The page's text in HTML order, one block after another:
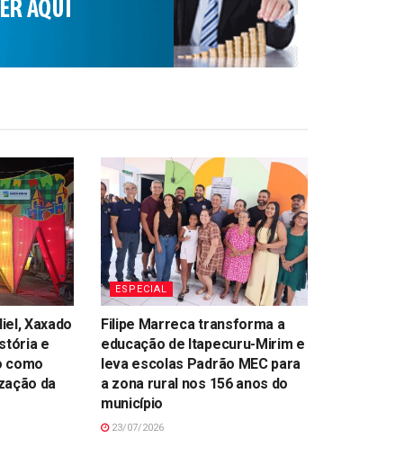
Xaxado
e
como
da
ESPECIAL
Filipe Marreca transforma a
educação de Itapecuru-Mirim e
leva escolas Padrão MEC para
a zona rural nos 156 anos do
município
23/07/2026